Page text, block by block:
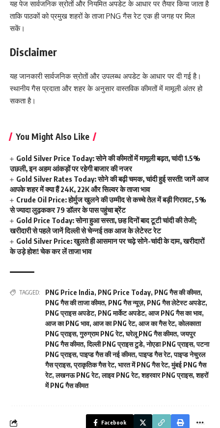
यह पेज सार्वजनिक स्रोतों और नियमित अपडेट के आधार पर तैयार किया जाता है
ताकि पाठकों को प्रमुख शहरों के ताजा PNG गैस रेट एक ही जगह पर मिल
सकें।
Disclaimer
यह जानकारी सार्वजनिक स्रोतों और उपलब्ध अपडेट के आधार पर दी गई है।
स्थानीय गैस प्रदाता और शहर के अनुसार वास्तविक कीमतों में मामूली अंतर हो
सकता है।
You Might Also Like
Gold Silver Price Today: सोने की कीमतों में मामूली बढ़त, चांदी 1.5%
उछली, इन अहम आंकड़ों पर रहेगी बाजार की नजर
Gold Silver Rates Today: सोने की बढ़ी चमक, चांदी हुई सस्ती! जानें आज
आपके शहर में क्या हैं 24K, 22K और सिल्वर के ताजा भाव
Crude Oil Price: होर्मुज खुलने की उम्मीद से कच्चे तेल में बड़ी गिरावट, 5%
से ज्यादा लुढ़ककर 79 डॉलर के पास पहुंचा ब्रेंट
Gold Price Today: सोना हुआ सस्ता, छह दिनों बाद टूटी चांदी की तेजी;
खरीदारी से पहले जानें दिल्ली से चेन्नई तक आज के लेटेस्ट रेट
Gold Silver Price: खुलते ही आसमान पर चढ़े सोने-चांदी के दाम, खरीदारों
के उड़े होश! चेक कर लें ताजा भाव
TAGGED: PNG Price India, PNG Price Today, PNG गैस की कीमत,
PNG गैस की ताजा कीमत, PNG गैस न्यूज़, PNG गैस लेटेस्ट अपडेट,
PNG प्राइस अपडेट, PNG मार्केट अपडेट, आज PNG गैस का भाव,
आज का PNG भाव, आज का PNG रेट, आज का गैस रेट,कोलकाता
PNG प्राइस,गुरुग्राम PNG रेट,घरेलू PNG गैस कीमत,जयपुर
PNG गैस कीमत,दिल्ली PNG प्राइस टुडे,नोएडा PNG प्राइस,पटना
PNG प्राइस,पाइप्ड गैस की नई कीमत,पाइप्ड गैस रेट,पाइप्ड नेचुरल
गैस प्राइस,प्राकृतिक गैस रेट, भारत में PNG गैस रेट,मुंबई PNG गैस
रेट,लखनऊ PNG रेट,लाइव PNG रेट,शहरवार PNG प्राइस,शहरों
में PNG गैस कीमत
Facebook